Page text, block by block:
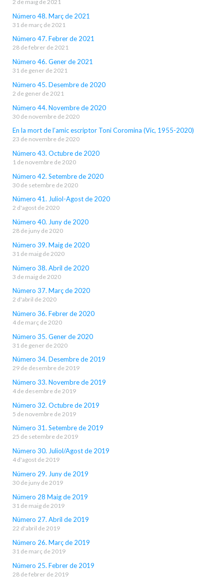
2 de maig de 2021
Número 48. Març de 2021
31 de març de 2021
Número 47. Febrer de 2021
28 de febrer de 2021
Número 46. Gener de 2021
31 de gener de 2021
Número 45. Desembre de 2020
2 de gener de 2021
Número 44. Novembre de 2020
30 de novembre de 2020
En la mort de l’amic escriptor Toni Coromina (Vic, 1955-2020)
23 de novembre de 2020
Número 43. Octubre de 2020
1 de novembre de 2020
Número 42. Setembre de 2020
30 de setembre de 2020
Número 41. Juliol-Agost de 2020
2 d'agost de 2020
Número 40. Juny de 2020
28 de juny de 2020
Número 39. Maig de 2020
31 de maig de 2020
Número 38. Abril de 2020
3 de maig de 2020
Número 37. Març de 2020
2 d'abril de 2020
Número 36. Febrer de 2020
4 de març de 2020
Número 35. Gener de 2020
31 de gener de 2020
Número 34. Desembre de 2019
29 de desembre de 2019
Número 33. Novembre de 2019
4 de desembre de 2019
Número 32. Octubre de 2019
5 de novembre de 2019
Número 31. Setembre de 2019
25 de setembre de 2019
Número 30. Juliol/Agost de 2019
4 d'agost de 2019
Número 29. Juny de 2019
30 de juny de 2019
Número 28 Maig de 2019
31 de maig de 2019
Número 27. Abril de 2019
22 d'abril de 2019
Número 26. Març de 2019
31 de març de 2019
Número 25. Febrer de 2019
28 de febrer de 2019